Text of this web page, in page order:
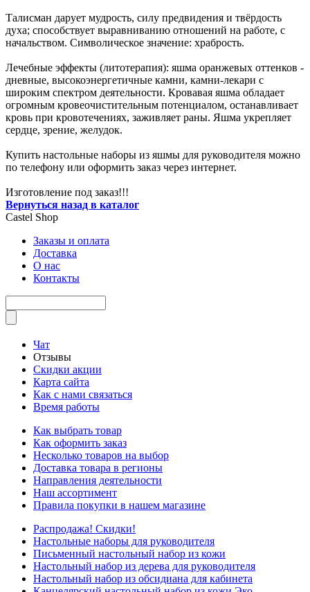
Талисман дарует мудрость, силу предвидения и твёрдость
духа; способствует выравниванию отношений на работе, с
начальством. Символическое значение: храбрость.
Лечебные эффекты (литотерапия): яшма оранжевых оттенков -
дневные, высокоэнергетичные камни, камни-лекари с
широким спектром деятельности. Кровавая яшма обладает
огромным кровеочистительным потенциалом, останавливает
кровь при кровотечениях, заживляет раны. Яшма укрепляет
сердце, зрение, желудок.
Купить настольные наборы из яшмы для руководителя можно
по телефону или оформить заказ через интернет.
Изготовление под заказ!!!
Вернуться назад в каталог
Castel Shop
Заказы и оплата
Доставка
О нас
Контакты
Чат
Отзывы
Скидки акции
Карта сайта
Как с нами связаться
Время работы
Как выбрать товар
Как оформить заказ
Несколько товаров на выбор
Доставка товара в регионы
Направления деятельности
Наш ассортимент
Правила покупки в нашем магазине
Распродажа! Скидки!
Настольные наборы для руководителя
Письменный настольный набор из кожи
Настольный набор из дерева для руководителя
Настольный набор из обсидиана для кабинета